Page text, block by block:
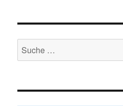
Suche
nach: